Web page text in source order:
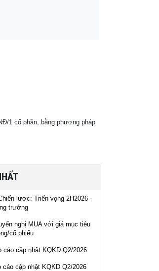
1 cổ phần, bằng phương pháp
lược: Triển vọng 2H2026 -
trưởng
nghị MUA với giá mục tiêu
cổ phiếu
cáo cập nhật KQKD Q2/2026
cáo cập nhật KQKD Q2/2026